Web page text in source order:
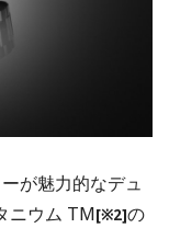
が魅⼒的なデュ
ニウム TM[※2]の